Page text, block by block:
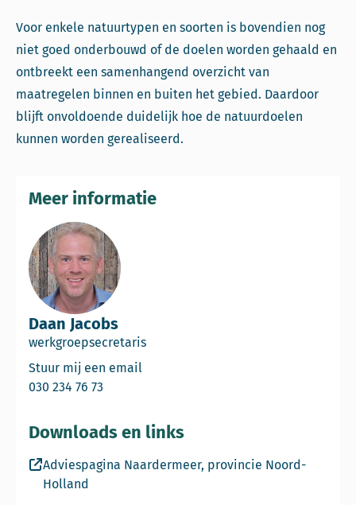
Voor enkele natuurtypen en soorten is bovendien nog
niet goed onderbouwd of de doelen worden gehaald en
ontbreekt een samenhangend overzicht van
maatregelen binnen en buiten het gebied. Daardoor
blijft onvoldoende duidelijk hoe de natuurdoelen
kunnen worden gerealiseerd.
Daan Jacobs
werkgroepsecretaris
Stuur mij een email
030 234 76 73
Meer informatie
Downloads en links
Adviespagina Naardermeer, provincie Noord-
Holland